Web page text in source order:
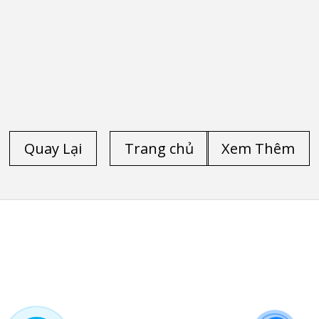
Quay Lại Xem Thêm
Trang chủ
/
LATITUDE E5520
LAPTOP CŨ DELL LATITUDE 5530